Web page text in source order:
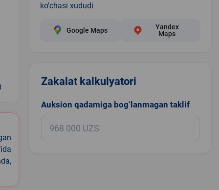
ko'chasi xududi
Google Maps
Yandex
Maps
Zakalat kalkulyatori
Auksion qadamiga bog‘lanmagan taklif